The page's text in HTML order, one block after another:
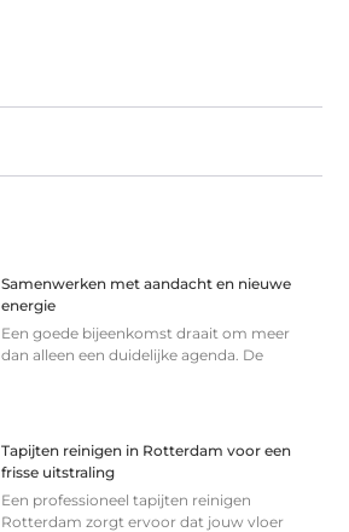
Samenwerken met aandacht en nieuwe
energie
Een goede bijeenkomst draait om meer
dan alleen een duidelijke agenda. De
Tapijten reinigen in Rotterdam voor een
frisse uitstraling
Een professioneel tapijten reinigen
Rotterdam zorgt ervoor dat jouw vloer